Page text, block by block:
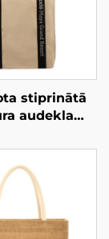
stiprinātā
audekla
lielu svaru
soma
lietošanai